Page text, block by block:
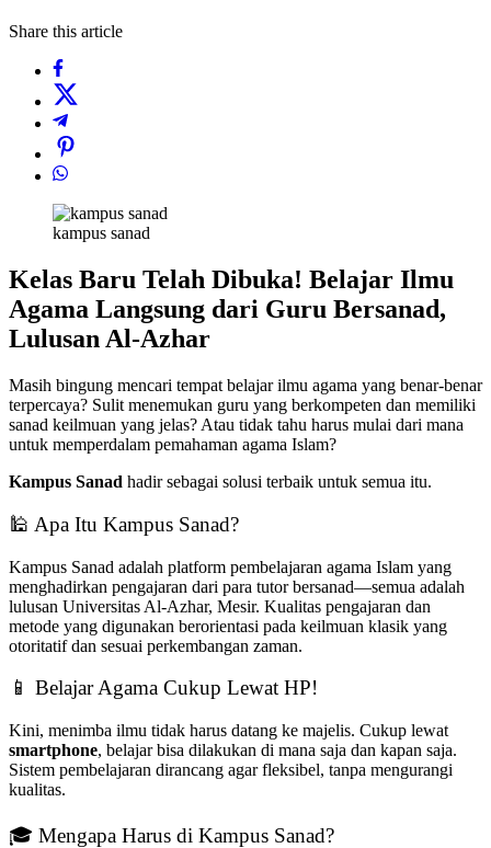
Share this article
kampus sanad
Kelas Baru Telah Dibuka! Belajar Ilmu
Agama Langsung dari Guru Bersanad,
Lulusan Al-Azhar
Masih bingung mencari tempat belajar ilmu agama yang benar-benar
terpercaya? Sulit menemukan guru yang berkompeten dan memiliki
sanad keilmuan yang jelas? Atau tidak tahu harus mulai dari mana
untuk memperdalam pemahaman agama Islam?
Kampus Sanad hadir sebagai solusi terbaik untuk semua itu.
🕌 Apa Itu Kampus Sanad?
Kampus Sanad adalah platform pembelajaran agama Islam yang
menghadirkan pengajaran dari para tutor bersanad—semua adalah
lulusan Universitas Al-Azhar, Mesir. Kualitas pengajaran dan
metode yang digunakan berorientasi pada keilmuan klasik yang
otoritatif dan sesuai perkembangan zaman.
📱 Belajar Agama Cukup Lewat HP!
Kini, menimba ilmu tidak harus datang ke majelis. Cukup lewat
smartphone, belajar bisa dilakukan di mana saja dan kapan saja.
Sistem pembelajaran dirancang agar fleksibel, tanpa mengurangi
kualitas.
🎓 Mengapa Harus di Kampus Sanad?